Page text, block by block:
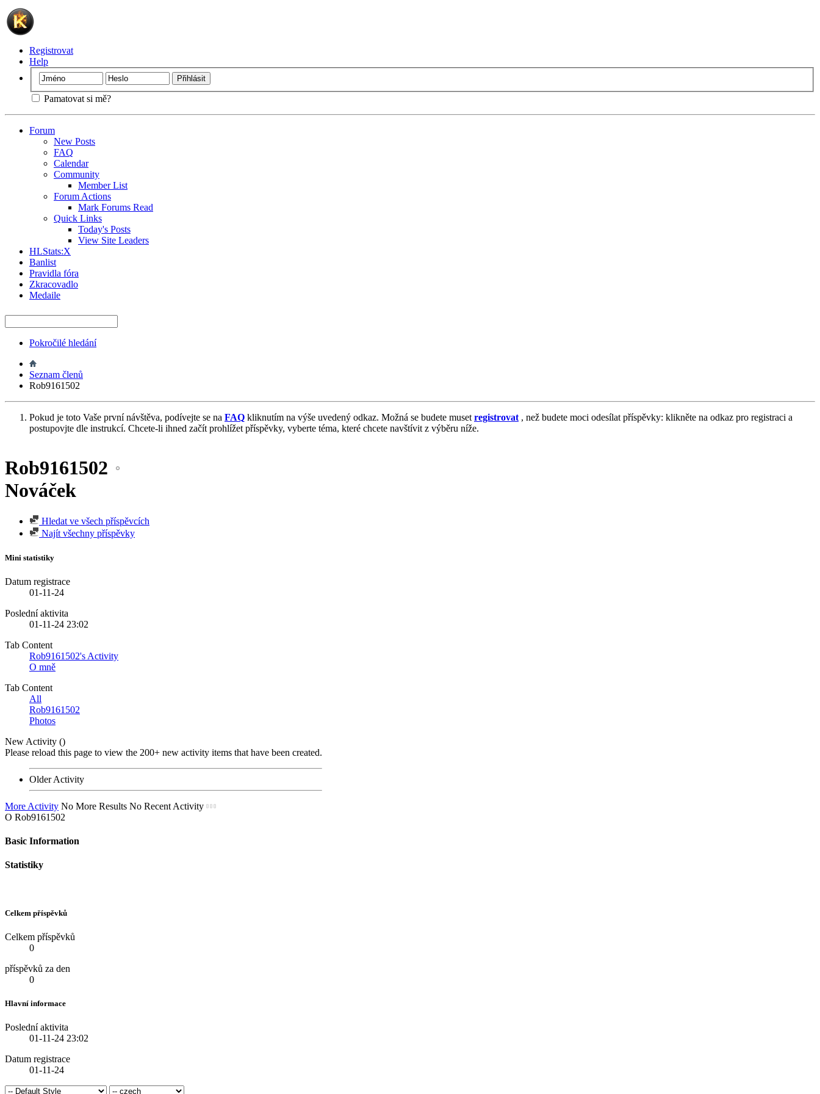
Registrovat
Help
Pamatovat si mě?
Forum
New Posts
FAQ
Calendar
Community
Member List
Forum Actions
Mark Forums Read
Quick Links
Today's Posts
View Site Leaders
HLStats:X
Banlist
Pravidla fóra
Zkracovadlo
Medaile
Pokročilé hledání
Seznam členů
Rob9161502
Pokud je toto Vaše první návštěva, podívejte se na FAQ kliknutím na výše uvedený odkaz. Možná se budete muset registrovat , než budete moci odesílat příspěvky: klikněte na odkaz pro registraci a
postupovjte dle instrukcí. Chcete-li ihned začít prohlížet příspěvky, vyberte téma, které chcete navštívit z výběru níže.
Rob9161502
Nováček
Hledat ve všech příspěvcích
Najít všechny příspěvky
Mini statistiky
Datum registrace
01-11-24
Poslední aktivita
01-11-24 23:02
Tab Content
Rob9161502's Activity
O mně
Tab Content
All
Rob9161502
Photos
New Activity ()
Please reload this page to view the 200+ new activity items that have been created.
Older Activity
More Activity No More Results No Recent Activity
O Rob9161502
Basic Information
Statistiky
Celkem příspěvků
Celkem příspěvků
0
příspěvků za den
0
Hlavní informace
Poslední aktivita
01-11-24 23:02
Datum registrace
01-11-24